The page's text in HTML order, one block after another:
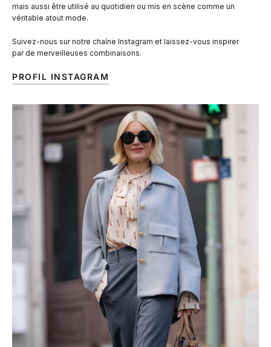
mais aussi être utilisé au quotidien ou mis en scène comme un
véritable atout mode.
Suivez-nous sur notre chaîne Instagram et laissez-vous inspirer
par de merveilleuses combinaisons.
PROFIL INSTAGRAM